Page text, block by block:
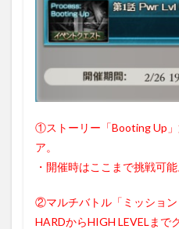
①ストーリー「Booting Up
ア。
・開催時はここまで挑戦可能
②マルチバトル「ミッショ
HARDからHIGH LEVELまで